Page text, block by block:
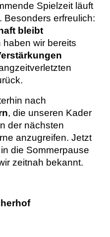
Spielzeit läuft
Besonders erfreulich:
bleibt
haben wir bereits
nach
, die unseren Kader
der nächsten
anzugreifen. Jetzt
die Sommerpause
zeitnah bekannt.